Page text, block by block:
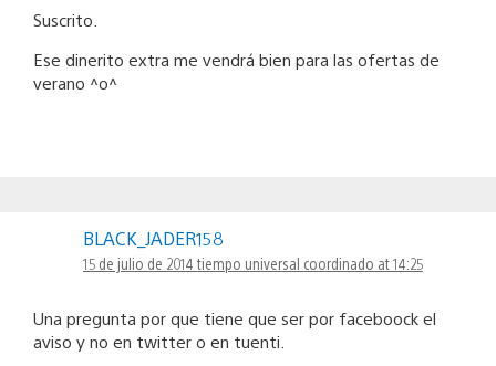
Suscrito.
Ese dinerito extra me vendrá bien para las ofertas de
verano ^o^
BLACK_JADER158
15 de julio de 2014 tiempo universal coordinado at 14:25
Una pregunta por que tiene que ser por faceboock el
aviso y no en twitter o en tuenti.